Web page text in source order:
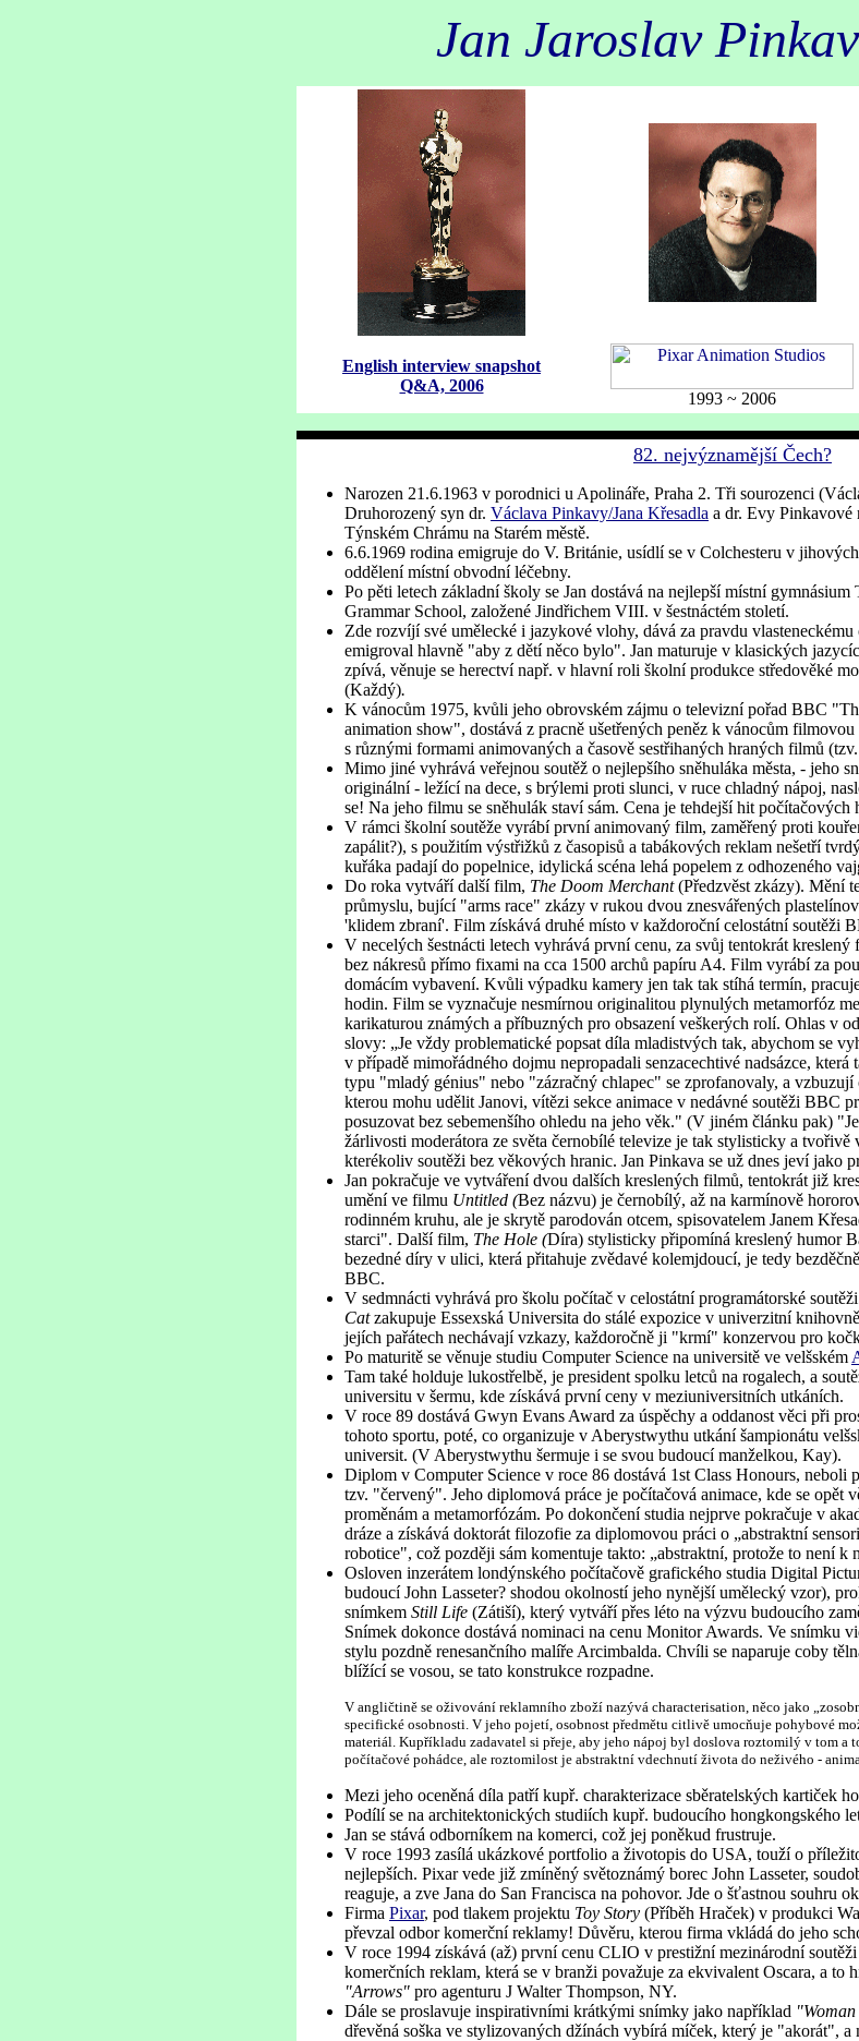
Jan Jaroslav
English interview snapshot
Q&A, 2006
1993 ~ 2006
82. nejvýznamější Čech?
Narozen 21.6.1963 v porodnici u Apolináře, Praha 2. Tři sourozenci
Druhorozený syn dr. Václava Pinkavy/Jana Křesadla a dr. Evy Pinkavové
Týnském Chrámu na Starém městě.
6.6.1969 rodina emigruje do V. Británie, usídlí se v Colchesteru v
oddělení místní obvodní léčebny.
Po pěti letech základní školy se Jan dostává na nejlepší místní gymnásium
Grammar School, založené Jindřichem VIII. v šestnáctém století.
Zde rozvíjí své umělecké i jazykové vlohy, dává za pravdu
emigroval hlavně "aby z dětí něco bylo". Jan maturuje v klasických
zpívá, věnuje se herectví např. v hlavní roli školní produkce středověké
(Každý).
K vánocům 1975, kvůli jeho obrovském zájmu o televizní pořad BBC
animation show", dostává z pracně ušetřených peněz k vánocům
s různými formami animovaných a časově sestřihaných hraných filmů
Mimo jiné vyhrává veřejnou soutěž o nejlepšího sněhuláka města, - jeho
originální - ležící na dece, s brýlemi proti slunci, v ruce chladný nápoj,
se! Na jeho filmu se sněhulák staví sám. Cena je tehdejší hit počítačových
V rámci školní soutěže vyrábí první animovaný film, zaměřený proti
zapálit?), s použitím výstřižků z časopisů a tabákových reklam nešetří
kuřáka padají do popelnice, idylická scéna lehá popelem z odhozeného
Do roka vytváří další film, The Doom Merchant(Předzvěst zkázy). Mění
průmyslu, bující "arms race" zkázy v rukou dvou znesvářených
'klidem zbraní'. Film získává druhé místo v každoroční celostátní soutěži
V necelých šestnácti letech vyhrává první cenu, za svůj tentokrát kreslený
bez nákresů přímo fixami na cca 1500 archů papíru A4. Film vyrábí za
domácím vybavení. Kvůli výpadku kamery jen tak tak stíhá termín,
hodin. Film se vyznačuje nesmírnou originalitou plynulých metamorfóz
karikaturou známých a příbuzných pro obsazení veškerých rolí. Ohlas v
slovy: „Je vždy problematické popsat díla mladistvých tak, abychom se
v případě mimořádného dojmu nepropadali senzacechtivé nadsázce,
typu "mladý génius" nebo "zázračný chlapec" se zprofanovaly, a
kterou mohu udělit Janovi, vítězi sekce animace v nedávné soutěži BBC
posuzovat bez sebemenšího ohledu na jeho věk." (V jiném článku pak)
žárlivosti moderátora ze světa černobílé televize je tak stylisticky a
kterékoliv soutěži bez věkových hranic. Jan Pinkava se už dnes jeví jako
Jan pokračuje ve vytváření dvou dalších kreslených filmů, tentokrát již
umění ve filmu Untitled (Bez názvu) je černobílý, až na karmínově
rodinném kruhu, ale je skrytě parodován otcem, spisovatelem Janem
starci". Další film, The Hole (Díra) stylisticky připomíná kreslený humor
bezedné díry v ulici, která přitahuje zvědavé kolemjdoucí, je tedy
BBC.
V sedmnácti vyhrává pro školu počítač v celostátní programátorské
Catzakupuje Essexská Universita do stálé expozice v univerzitní
jejích pařátech nechávají vzkazy, každoročně ji "krmí" konzervou pro
Po maturitě se věnuje studiu Computer Science na universitě ve velšském
Tam také holduje lukostřelbě, je president spolku letců na rogalech, a
universitu v šermu, kde získává první ceny v meziuniversitních utkáních.
V roce 89 dostává Gwyn Evans Award za úspěchy a oddanost věci při
tohoto sportu, poté, co organizuje v Aberystwythu utkání šampionátu
universit. (V Aberystwythu šermuje i se svou budoucí manželkou, Kay).
Diplom v Computer Science v roce 86 dostává 1st Class Honours, neboli
tzv. "červený". Jeho diplomová práce je počítačová animace, kde se opět
proměnám a metamorfózám. Po dokončení studia nejprve pokračuje v
dráze a získává doktorát filozofie za diplomovou práci o „abstraktní
robotice", což později sám komentuje takto: „abstraktní, protože to není k
Osloven inzerátem londýnského počítačově grafického studia Digital
budoucí John Lasseter? shodou okolností jeho nynější umělecký vzor),
snímkem Still Life (Zátiší), který vytváří přes léto na výzvu budoucího
Snímek dokonce dostává nominaci na cenu Monitor Awards. Ve snímku
stylu pozdně renesančního malíře Arcimbalda. Chvíli se naparuje coby
blížící se vosou, se tato konstrukce rozpadne.
V angličtině se oživování reklamního zboží nazývá characterisation, něco jako
specifické osobnosti. V jeho pojetí, osobnost předmětu citlivě umocňuje pohybové
materiál. Kupříkladu zadavatel si přeje, aby jeho nápoj byl doslova roztomilý v tom a
počítačové pohádce, ale roztomilost je abstraktní vdechnutí života do neživého -
Mezi jeho oceněná díla patří kupř. charakterizace sběratelských kartiček
Podílí se na architektonických studiích kupř. budoucího hongkongského
Jan se stává odborníkem na komerci, což jej poněkud frustruje.
V roce 1993 zasílá ukázkové portfolio a životopis do USA, touží o
nejlepších. Pixar vede již zmíněný světoznámý borec John Lasseter,
reaguje, a zve Jana do San Francisca na pohovor. Jde o šťastnou souhru
Firma Pixar, pod tlakem projektu Toy Story (Příběh Hraček) v produkci
převzal odbor komerční reklamy! Důvěru, kterou firma vkládá do jeho
V roce 1994 získává (až) první cenu CLIO v prestižní mezinárodní
komerčních reklam, která se v branži považuje za ekvivalent Oscara, a to
"Arrows" pro agenturu J Walter Thompson, NY.
Dále se proslavuje inspirativními krátkými snímky jako například
dřevěná soška ve stylizovaných džínách vybírá míček, který je "akorát",